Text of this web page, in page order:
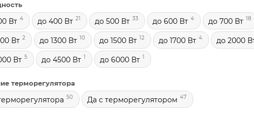
Вт 4 до 400 Вт 21 до 500 Вт 33 до 600 Вт 4 до 700 Вт 18
Вт 2 до 1300 Вт 10 до 1500 Вт 12 до 1700 Вт 4 до 2000
Вт 5 до 4500 Вт 1 до 6000 Вт 1
терморегулятора
50 Да с терморегулятором 47